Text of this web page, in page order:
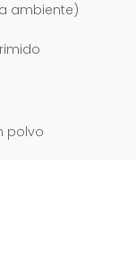
ambiente)
polvo